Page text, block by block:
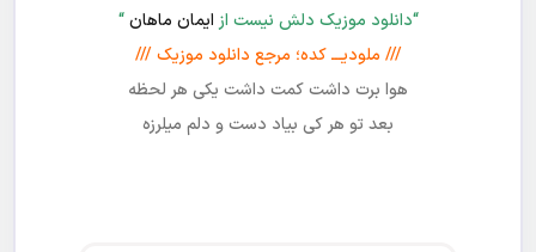
“دانلود موزیک دلش نیست از ایمان ماهان“
/// ملودیـــ کده؛ مرجع دانلود موزیک ///
هوا برت داشت کمت داشت یکی هر لحظه
بعد تو هر کی بیاد دست و دلم میلرزه